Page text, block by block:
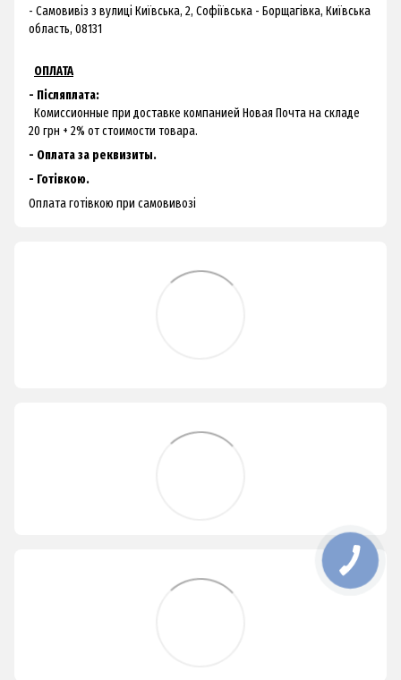
- Самовивіз з вулиці Київська, 2, Софіївська - Борщагівка, Київська
область, 08131
ОПЛАТА
- Післяплата:
Комиссионные при доставке компанией Новая Почта на складе
20 грн + 2% от стоимости товара.
- Оплата за реквизиты.
- Готівкою.
Оплата готівкою при самовивозі